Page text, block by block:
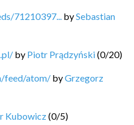
71210397... bySebastian
by Piotr Prądzyński(0/20)
feed/atom/ byGrzegorz
Kubowicz(0/5)